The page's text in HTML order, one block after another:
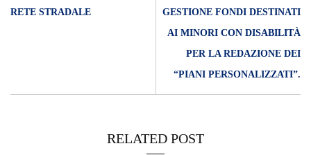
RETE STRADALE
GESTIONE FONDI DESTINATI
AI MINORI CON DISABILITÀ
PER LA REDAZIONE DEI
“PIANI PERSONALIZZATI”.
RELATED POST